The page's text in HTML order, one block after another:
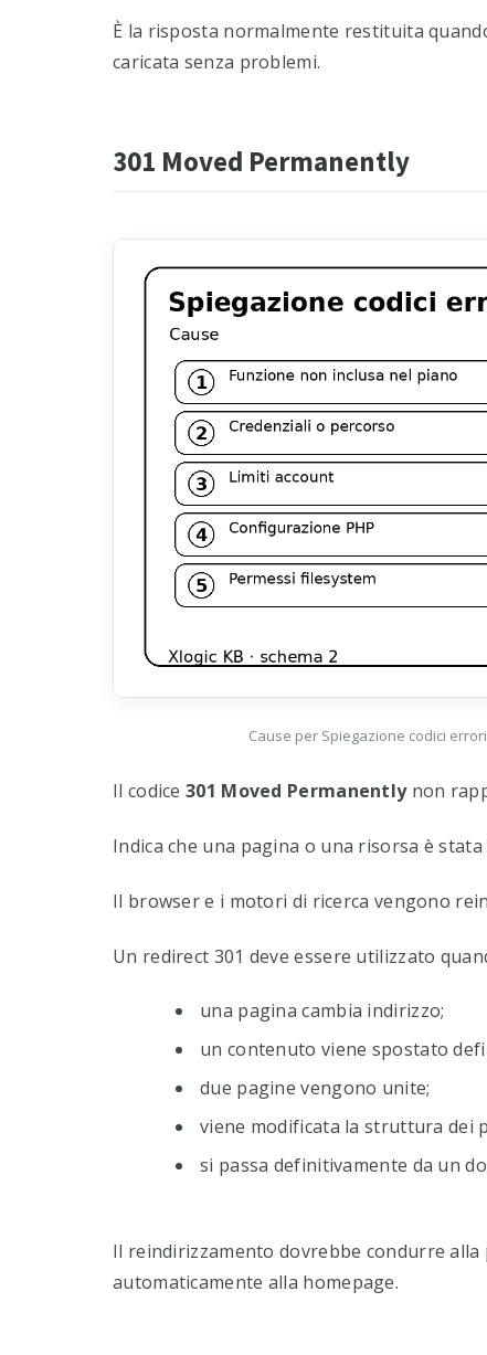
È la risposta normalmente restituita
caricata senza problemi.
301 Moved Permanently
Cause per Spiegazione codici
Il codice 301 Moved Permanentlynon
Indica che una pagina o una risorsa è
Il browser e i motori di ricerca vengono
Un redirect 301 deve essere utilizzato
una pagina cambia indirizzo;
un contenuto viene spostato
due pagine vengono unite;
viene modificata la struttura dei
si passa definitivamente da un
Il reindirizzamento dovrebbe condurre
automaticamente alla homepage.